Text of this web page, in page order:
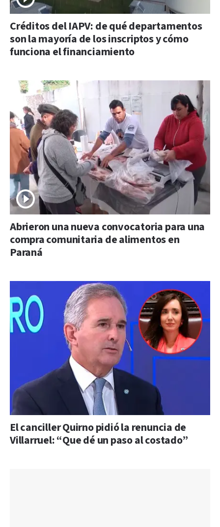
Créditos del IAPV: de qué departamentos
son la mayoría de los inscriptos y cómo
funciona el financiamiento
Abrieron una nueva convocatoria para una
compra comunitaria de alimentos en
Paraná
El canciller Quirno pidió la renuncia de
Villarruel: “Que dé un paso al costado”